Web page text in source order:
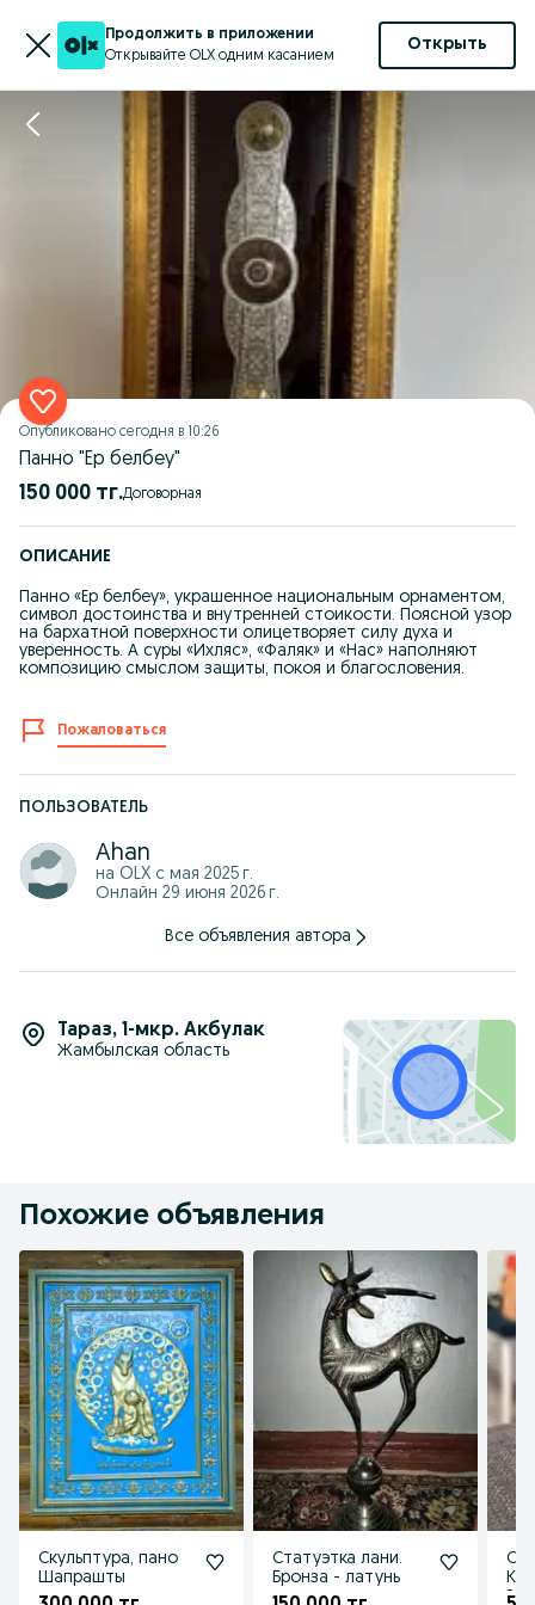
Продолжить в приложении
Открывайте OLX одним касанием
Открыть
Опубликовано сегодня в 10:26
Панно "Ер белбеу"
150 000 тг. Договорная
ОПИСАНИЕ
Панно «Ер белбеу», украшенное национальным орнаментом,
символ достоинства и внутренней стоикости. Поясной узор
на бархатной поверхности олицетворяет силу духа и
уверенность. А суры «Ихляс», «Фаляк» и «Нас» наполняют
композицию смыслом защиты, покоя и благословения.
Пожаловаться
ПОЛЬЗОВАТЕЛЬ
Ahan
на OLX с мая 2025 г.
Онлайн 29 июня 2026 г.
Все объявления автора
Тараз, 1-мкр. Акбулак
Жамбылская область
Похожие объявления
Скульптура, пано
Шапрашты
Статуэтка лани.
Бронза - латунь